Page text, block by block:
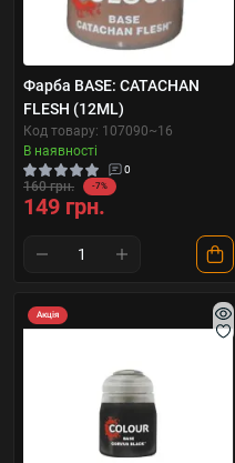
Фарба BASE: CATACHAN
FLESH (12ML)
Код товару: 107090~16
В наявності
0
160 грн. -7%
149 грн.
Акція